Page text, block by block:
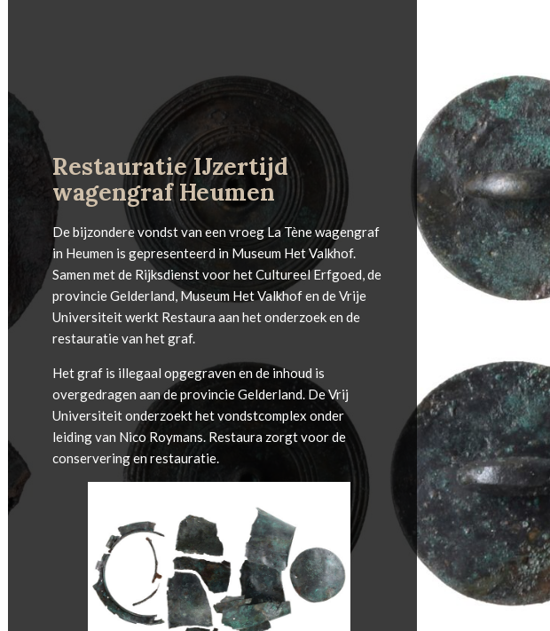
Restauratie IJzertijd
wagengraf Heumen
De bijzondere vondst van een vroeg La Tène wagengraf
in Heumen is gepresenteerd in Museum Het Valkhof.
Samen met de Rijksdienst voor het Cultureel Erfgoed, de
provincie Gelderland, Museum Het Valkhof en de Vrije
Universiteit werkt Restaura aan het onderzoek en de
restauratie van het graf.
Het graf is illegaal opgegraven en de inhoud is
overgedragen aan de provincie Gelderland. De Vrij
Universiteit onderzoekt het vondstcomplex onder
leiding van Nico Roymans. Restaura zorgt voor de
conservering en restauratie.